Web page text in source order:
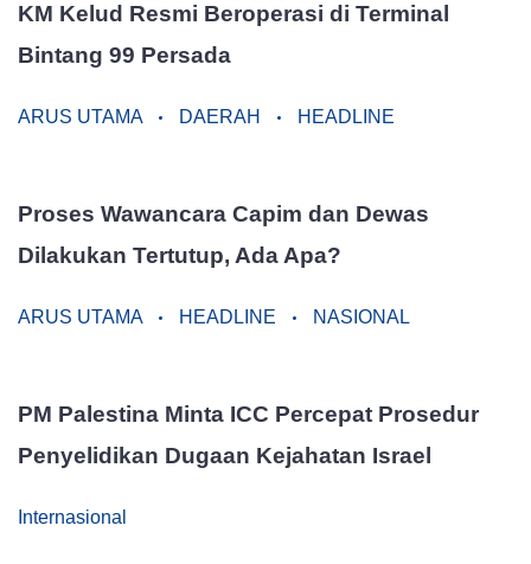
KM Kelud Resmi Beroperasi di Terminal
Bintang 99 Persada
ARUS UTAMA DAERAH HEADLINE
Proses Wawancara Capim dan Dewas
Dilakukan Tertutup, Ada Apa?
ARUS UTAMA HEADLINE NASIONAL
PM Palestina Minta ICC Percepat Prosedur
Penyelidikan Dugaan Kejahatan Israel
Internasional